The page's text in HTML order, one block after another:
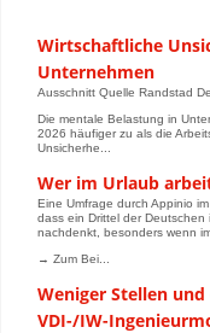
Wirtschaftliche
Unternehmen
Ausschnitt Quelle Randstad
Die mentale Belastung in
2026 häufiger zu als die
Unsicherhe...
Wer im Urlaub
Eine Umfrage durch Appinio
dass ein Drittel der
nachdenkt, besonders wenn
→ Zum Bei...
Weniger Stellen
VDI-/IW-